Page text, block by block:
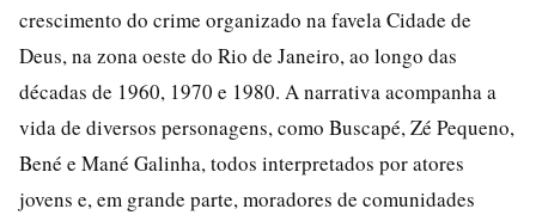
crescimento do crime organizado na favela Cidade de
Deus, na zona oeste do Rio de Janeiro, ao longo das
décadas de 1960, 1970 e 1980. A narrativa acompanha a
vida de diversos personagens, como Buscapé, Zé Pequeno,
Bené e Mané Galinha, todos interpretados por atores
jovens e, em grande parte, moradores de comunidades